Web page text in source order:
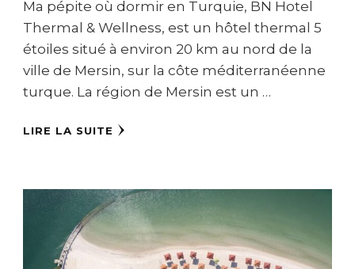
Ma pépite où dormir en Turquie, BN Hotel
Thermal & Wellness, est un hôtel thermal 5
étoiles situé à environ 20 km au nord de la
ville de Mersin, sur la côte méditerranéenne
turque. La région de Mersin est un …
LIRE LA SUITE